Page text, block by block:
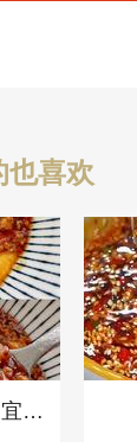
也喜欢
比布丁还要嫩，老少皆宜的肉沫蒸蛋